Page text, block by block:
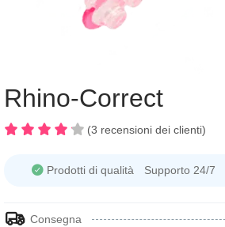
Rhino-Correct
(3 recensioni dei clienti)
Prodotti di qualità Supporto 24/7
Consegna